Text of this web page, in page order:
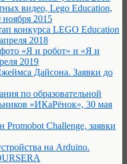
видео, Lego Education,
2015
конкурса LEGO Education
2018
«Я и робот» и «Я и
2019
Дайсона. Заявки до
по образовательной
«ИКаРёнок», 30 мая
Promobot Сhallenge, заявки
на Arduino.